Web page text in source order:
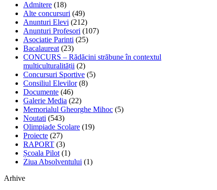
Admitere (18)
Alte concursuri (49)
Anunturi Elevi (212)
Anunturi Profesori (107)
Asociatie Parinti (25)
Bacalaureat(23)
CONCURS – Rădăcini străbune în contextul
multiculturalității (2)
Concursuri Sportive (5)
Consiliul Elevilor(8)
Documente (46)
Galerie Media (22)
Memorialul Gheorghe Mihoc (5)
Noutati (543)
Olimpiade Scolare (19)
Proiecte (27)
RAPORT (3)
Școala Pilot(1)
Ziua Absolventului (1)
Arhive